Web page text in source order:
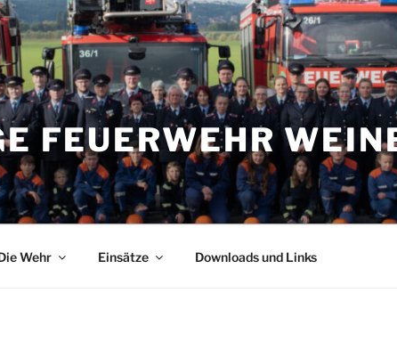
FEUERWEHR
Wehr Einsätze Downloads und Links